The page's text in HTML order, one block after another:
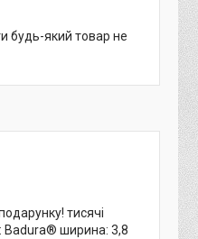
будь-який товар не
тисячі
Badura® ширина: 3,8